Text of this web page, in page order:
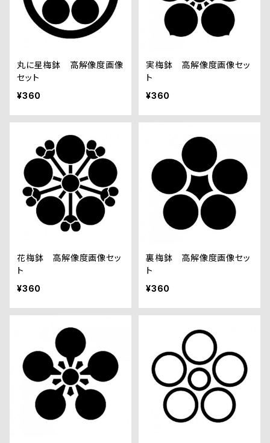
丸に星梅鉢 高解像度画像
セット
¥360
実梅鉢 高解像度画像セッ
ト
¥360
花梅鉢 高解像度画像セッ
ト
¥360
裏梅鉢 高解像度画像セッ
ト
¥360